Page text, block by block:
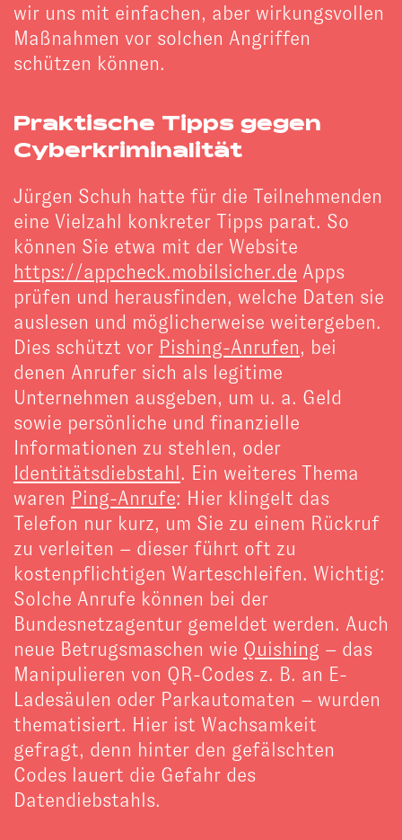
wir uns mit einfachen, aber wirkungsvollen
Maßnahmen vor solchen Angriffen
schützen können.
Praktische Tipps gegen
Cyberkriminalität
Jürgen Schuh hatte für die Teilnehmenden
eine Vielzahl konkreter Tipps parat. So
können Sie etwa mit der Website
https://appcheck.mobilsicher.de Apps
prüfen und herausfinden, welche Daten sie
auslesen und möglicherweise weitergeben.
Dies schützt vor Pishing-Anrufen, bei
denen Anrufer sich als legitime
Unternehmen ausgeben, um u. a. Geld
sowie persönliche und finanzielle
Informationen zu stehlen, oder
Identitätsdiebstahl. Ein weiteres Thema
waren Ping-Anrufe: Hier klingelt das
Telefon nur kurz, um Sie zu einem Rückruf
zu verleiten – dieser führt oft zu
kostenpflichtigen Warteschleifen. Wichtig:
Solche Anrufe können bei der
Bundesnetzagentur gemeldet werden. Auch
neue Betrugsmaschen wie Quishing – das
Manipulieren von QR-Codes z. B. an E-
Ladesäulen oder Parkautomaten – wurden
thematisiert. Hier ist Wachsamkeit
gefragt, denn hinter den gefälschten
Codes lauert die Gefahr des
Datendiebstahls.